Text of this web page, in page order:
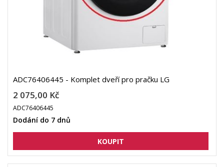
ADC76406445 - Komplet dveří pro pračku LG
2 075,00 Kč
ADC76406445
Dodání do 7 dnů